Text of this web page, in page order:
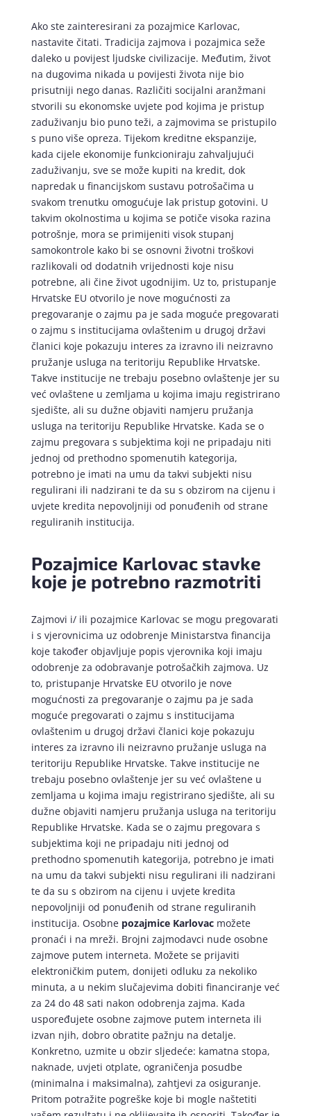
Ako ste zainteresirani za pozajmice Karlovac,
nastavite čitati. Tradicija zajmova i pozajmica seže
daleko u povijest ljudske civilizacije. Međutim, život
na dugovima nikada u povijesti života nije bio
prisutniji nego danas. Različiti socijalni aranžmani
stvorili su ekonomske uvjete pod kojima je pristup
zaduživanju bio puno teži, a zajmovima se pristupilo
s puno više opreza. Tijekom kreditne ekspanzije,
kada cijele ekonomije funkcioniraju zahvaljujući
zaduživanju, sve se može kupiti na kredit, dok
napredak u financijskom sustavu potrošačima u
svakom trenutku omogućuje lak pristup gotovini. U
takvim okolnostima u kojima se potiče visoka razina
potrošnje, mora se primijeniti visok stupanj
samokontrole kako bi se osnovni životni troškovi
razlikovali od dodatnih vrijednosti koje nisu
potrebne, ali čine život ugodnijim. Uz to, pristupanje
Hrvatske EU otvorilo je nove mogućnosti za
pregovaranje o zajmu pa je sada moguće pregovarati
o zajmu s institucijama ovlaštenim u drugoj državi
članici koje pokazuju interes za izravno ili neizravno
pružanje usluga na teritoriju Republike Hrvatske.
Takve institucije ne trebaju posebno ovlaštenje jer su
već ovlaštene u zemljama u kojima imaju registrirano
sjedište, ali su dužne objaviti namjeru pružanja
usluga na teritoriju Republike Hrvatske. Kada se o
zajmu pregovara s subjektima koji ne pripadaju niti
jednoj od prethodno spomenutih kategorija,
potrebno je imati na umu da takvi subjekti nisu
regulirani ili nadzirani te da su s obzirom na cijenu i
uvjete kredita nepovoljniji od ponuđenih od strane
reguliranih institucija.
Pozajmice Karlovac stavke
koje je potrebno razmotriti
Zajmovi i/ ili pozajmice Karlovac se mogu pregovarati
i s vjerovnicima uz odobrenje Ministarstva financija
koje također objavljuje popis vjerovnika koji imaju
odobrenje za odobravanje potrošačkih zajmova. Uz
to, pristupanje Hrvatske EU otvorilo je nove
mogućnosti za pregovaranje o zajmu pa je sada
moguće pregovarati o zajmu s institucijama
ovlaštenim u drugoj državi članici koje pokazuju
interes za izravno ili neizravno pružanje usluga na
teritoriju Republike Hrvatske. Takve institucije ne
trebaju posebno ovlaštenje jer su već ovlaštene u
zemljama u kojima imaju registrirano sjedište, ali su
dužne objaviti namjeru pružanja usluga na teritoriju
Republike Hrvatske. Kada se o zajmu pregovara s
subjektima koji ne pripadaju niti jednoj od
prethodno spomenutih kategorija, potrebno je imati
na umu da takvi subjekti nisu regulirani ili nadzirani
te da su s obzirom na cijenu i uvjete kredita
nepovoljniji od ponuđenih od strane reguliranih
institucija. Osobne pozajmice Karlovacmožete
pronaći i na mreži. Brojni zajmodavci nude osobne
zajmove putem interneta. Možete se prijaviti
elektroničkim putem, donijeti odluku za nekoliko
minuta, a u nekim slučajevima dobiti financiranje već
za 24 do 48 sati nakon odobrenja zajma. Kada
uspoređujete osobne zajmove putem interneta ili
izvan njih, dobro obratite pažnju na detalje.
Konkretno, uzmite u obzir sljedeće: kamatna stopa,
naknade, uvjeti otplate, ograničenja posudbe
(minimalna i maksimalna), zahtjevi za osiguranje.
Pritom potražite pogreške koje bi mogle naštetiti